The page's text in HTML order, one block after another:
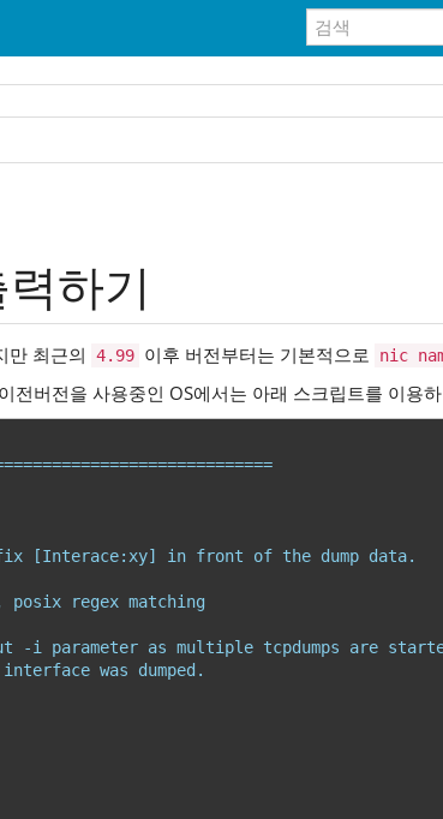
하기
만 최근의 4.99 이후 버전부터는 기본적으로 nic
전버전을 사용중인 OS에서는 아래 스크립트를 이용
[Interace:xy] in front of the dump data.
posix regex matching
-i parameter as multiple tcpdumps are
was dumped.